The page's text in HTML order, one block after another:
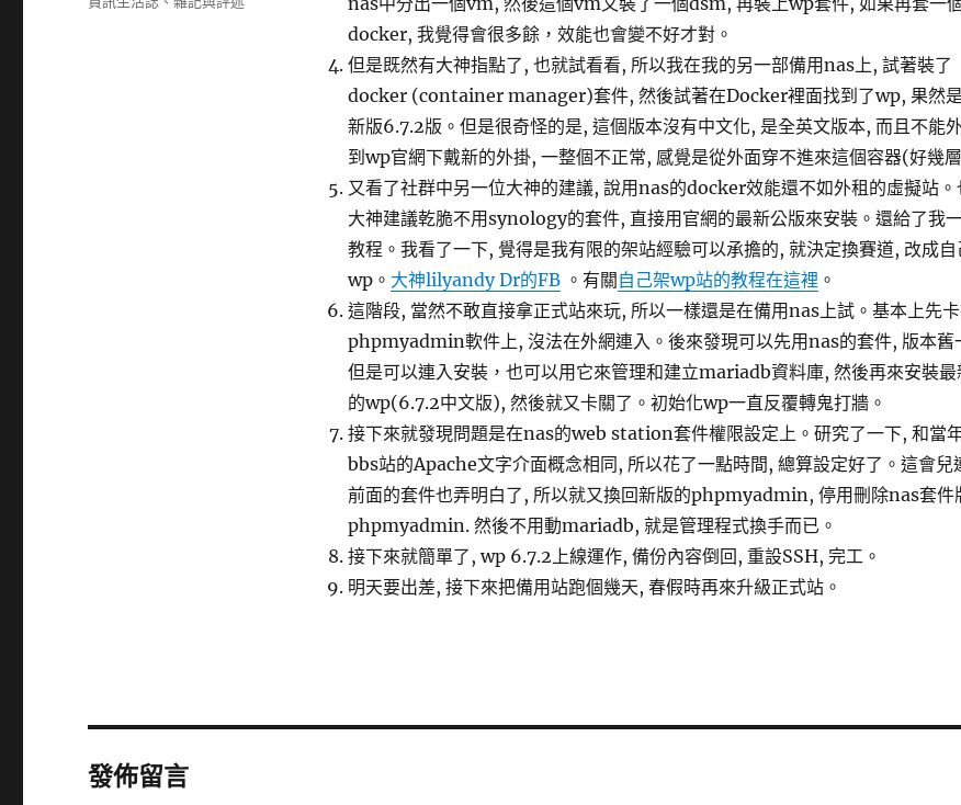
docker, 我覺得會很多餘，效能也會變不好才對。
但是既然有大神指點了, 也就試看看, 所以我在我的另一部備用nas上, 試著裝了
docker (container manager)套件, 然後試著在Docker裡面找到了wp, 果然
新版6.7.2版。但是很奇怪的是, 這個版本沒有中文化, 是全英文版本, 而且不能
到wp官網下戴新的外掛, 一整個不正常, 感覺是從外面穿不進來這個容器(好幾
又看了社群中另一位大神的建議, 說用nas的docker效能還不如外租的虛擬站。
大神建議乾脆不用synology的套件, 直接用官網的最新公版來安裝。還給了我
教程。我看了一下, 覺得是我有限的架站經驗可以承擔的, 就決定換賽道, 改成自
wp。 大神lilyandy Dr的FB。有關 自己架wp站的教程在這裡 。
這階段, 當然不敢直接拿正式站來玩, 所以一樣還是在備用nas上試。基本上先
phpmyadmin軟件上, 沒法在外網連入。後來發現可以先用nas的套件, 版本舊
但是可以連入安裝，也可以用它來管理和建立mariadb資料庫, 然後再來安裝最
的wp(6.7.2中文版), 然後就又卡關了。初始化wp一直反覆轉鬼打牆。
接下來就發現問題是在nas的web station套件權限設定上。研究了一下, 和當
bbs站的Apache文字介面概念相同, 所以花了一點時間, 總算設定好了。這會兒
前面的套件也弄明白了, 所以就又換回新版的phpmyadmin, 停用刪除nas套件
phpmyadmin. 然後不用動mariadb, 就是管理程式換手而已。
接下來就簡單了, wp 6.7.2上線運作, 備份內容倒回, 重設SSH, 完工。
明天要出差, 接下來把備用站跑個幾天, 春假時再來升級正式站。
發佈留言